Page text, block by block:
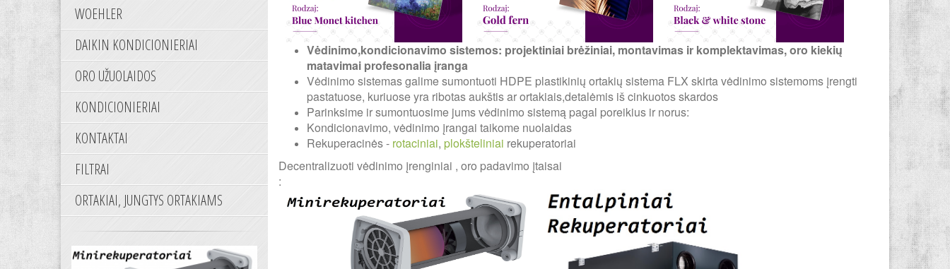
WOEHLER
DAIKIN KONDICIONIERIAI
ORO UŽUOLAIDOS
KONDICIONIERIAI
KONTAKTAI
FILTRAI
ORTAKIAI, JUNGTYS ORTAKIAMS
Vėdinimo,kondicionavimo sistemos: projektiniai brėžiniai, montavimas ir komplektavimas, oro kiekių
matavimai profesonalia įranga
Vėdinimo sistemas galime sumontuoti HDPE plastikinių ortakių sistema FLX skirta vėdinimo sistemoms įrengti
pastatuose, kuriuose yra ribotas aukštis ar ortakiais,detalėmis iš cinkuotos skardos
Parinksime ir sumontuosime jums vėdinimo sistemą pagal poreikius ir norus:
Kondicionavimo, vėdinimo įrangai taikome nuolaidas
Rekuperacinės - rotaciniai, plokšteliniai rekuperatoriai
Decentralizuoti vėdinimo įrenginiai , oro padavimo įtaisai
: